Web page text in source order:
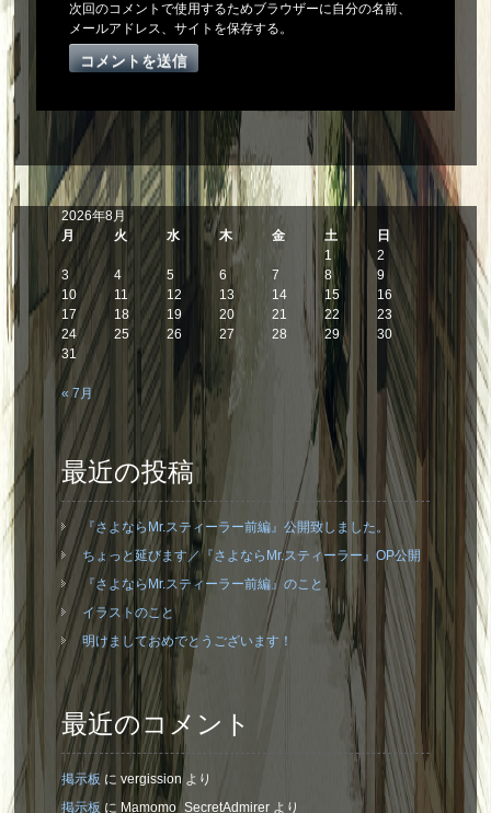
次回のコメントで使用するためブラウザーに自分の名前、
メールアドレス、サイトを保存する。
2026年8月
月
火 水 木 金 土
日
1
2
3
4 5 6 7 8
9
10
11 12 13 14 15
16
17
18 19 20 21 22
23
24
25 26 27 28 29
30
31
« 7月
最近の投稿
『さよならMr.スティーラー前編』公開致しました。
ちょっと延びます／『さよならMr.スティーラー』OP公開
『さよならMr.スティーラー前編』のこと
イラストのこと
明けましておめでとうございます！
最近のコメント
掲示板 に vergissionより
掲示板に Mamomo_SecretAdmirerより